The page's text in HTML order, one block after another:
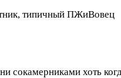
типичный ПЖиВовец
сокамерниками хоть